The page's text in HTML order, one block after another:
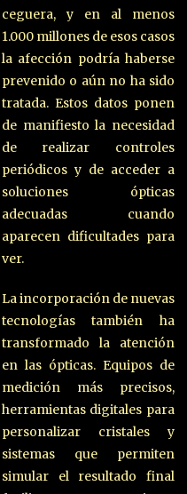
ceguera, y en al menos
1.000 millones de esos casos
la afección podría haberse
prevenido o aún no ha sido
tratada. Estos datos ponen
de manifiesto la necesidad
de realizar controles
periódicos y de acceder a
soluciones ópticas
adecuadas cuando
aparecen dificultades para
ver.
La incorporación de nuevas
tecnologías también ha
transformado la atención
en las ópticas. Equipos de
medición más precisos,
herramientas digitales para
personalizar cristales y
sistemas que permiten
simular el resultado final